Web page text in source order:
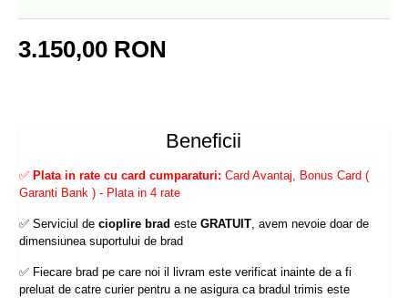
3.150,00 RON
Beneficii
✅ Plata in rate cu card cumparaturi: Card Avantaj, Bonus Card (
Garanti Bank ) - Plata in 4 rate
✅ Serviciul de cioplire brad este GRATUIT, avem nevoie doar de
dimensiunea suportului de brad
✅ Fiecare brad pe care noi il livram este verificat inainte de a fi
preluat de catre curier pentru a ne asigura ca bradul trimis este